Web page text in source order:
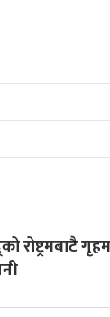
रोष्ट्रमबाटै